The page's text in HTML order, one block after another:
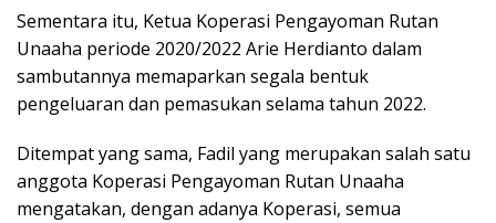
Sementara itu, Ketua Koperasi Pengayoman Rutan
Unaaha periode 2020/2022 Arie Herdianto dalam
sambutannya memaparkan segala bentuk
pengeluaran dan pemasukan selama tahun 2022.
Ditempat yang sama, Fadil yang merupakan salah satu
anggota Koperasi Pengayoman Rutan Unaaha
mengatakan, dengan adanya Koperasi, semua